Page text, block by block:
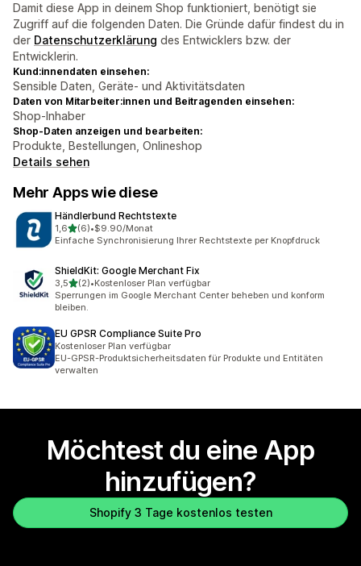
Damit diese App in deinem Shop funktioniert, benötigt sie
Zugriff auf die folgenden Daten. Die Gründe dafür findest du in
der Datenschutzerklärung des Entwicklers bzw. der
Entwicklerin.
Kund:innendaten einsehen:
Sensible Daten, Geräte- und Aktivitätsdaten
Daten von Mitarbeiter:innen und Beitragenden einsehen:
Shop-Inhaber
Shop-Daten anzeigen und bearbeiten:
Produkte, Bestellungen, Onlineshop
Details sehen
Mehr Apps wie diese
Händlerbund Rechtstexte
1,6von 5 Sternen
(6)
6 Rezensionen insgesamt
•$9.90/Monat
Einfache Synchronisierung Ihrer Rechtstexte per Knopfdruck
ShieldKit: Google Merchant Fix
3,5von 5 Sternen
(2)
2 Rezensionen insgesamt
•Kostenloser Plan verfügbar
Sperrungen im Google Merchant Center beheben und konform
bleiben.
EU GPSR Compliance Suite Pro
Kostenloser Plan verfügbar
EU-GPSR-Produktsicherheitsdaten für Produkte und Entitäten
verwalten
Möchtest du eine App
hinzufügen?
Shopify 3 Tage kostenlos testen